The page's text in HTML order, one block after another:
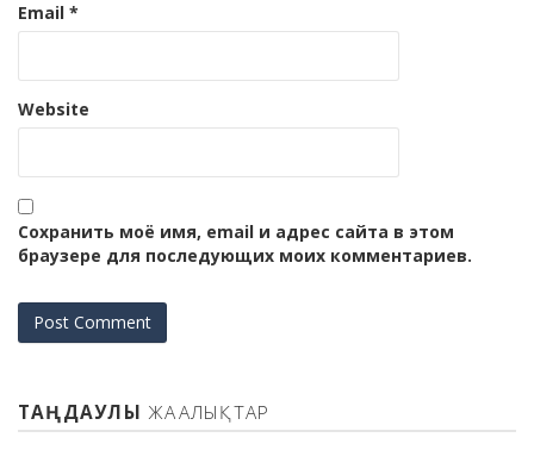
Email *
Website
Сохранить моё имя, email и адрес сайта в этом
браузере для последующих моих комментариев.
ТАҢДАУЛЫ ЖАҢАЛЫҚТАР